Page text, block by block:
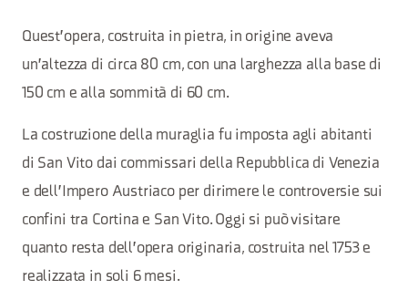
Quest'opera, costruita in pietra, in origine aveva
un'altezza di circa 80 cm, con una larghezza alla base di
150 cm e alla sommità di 60 cm.
La costruzione della muraglia fu imposta agli abitanti
di San Vito dai commissari della Repubblica di Venezia
e dell'Impero Austriaco per dirimere le controversie sui
confini tra Cortina e San Vito. Oggi si può visitare
quanto resta dell'opera originaria, costruita nel 1753 e
realizzata in soli 6 mesi.